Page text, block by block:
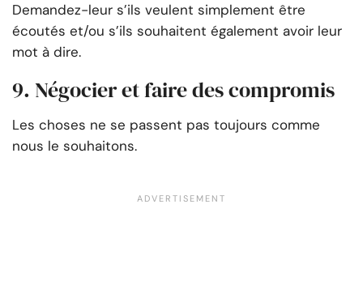
Demandez-leur s’ils veulent simplement être
écoutés et/ou s’ils souhaitent également avoir leur
mot à dire.
9. Négocier et faire des compromis
Les choses ne se passent pas toujours comme
nous le souhaitons.